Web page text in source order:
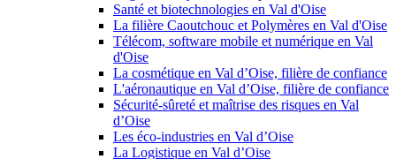
Santé et biotechnologies en Val d'Oise
La filière Caoutchouc et Polymères en Val d'Oise
Télécom, software mobile et numérique en Val
d'Oise
La cosmétique en Val d’Oise, filière de confiance
L'aéronautique en Val d’Oise, filière de confiance
Sécurité-sûreté et maîtrise des risques en Val
d’Oise
Les éco-industries en Val d’Oise
La Logistique en Val d’Oise